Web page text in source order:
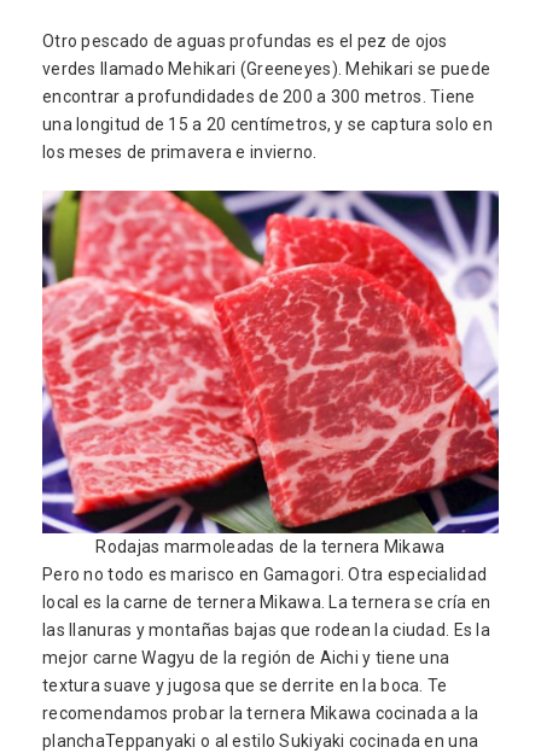
Otro pescado de aguas profundas es el pez de ojos
verdes llamado Mehikari (Greeneyes). Mehikari se puede
encontrar a profundidades de 200 a 300 metros. Tiene
una longitud de 15 a 20 centímetros, y se captura solo en
los meses de primavera e invierno.
Rodajas marmoleadas de la ternera Mikawa
Pero no todo es marisco en Gamagori. Otra especialidad
local es la carne de ternera Mikawa. La ternera se cría en
las llanuras y montañas bajas que rodean la ciudad. Es la
mejor carne Wagyu de la región de Aichi y tiene una
textura suave y jugosa que se derrite en la boca. Te
recomendamos probar la ternera Mikawa cocinada a la
planchaTeppanyaki o al estilo Sukiyaki cocinada en una